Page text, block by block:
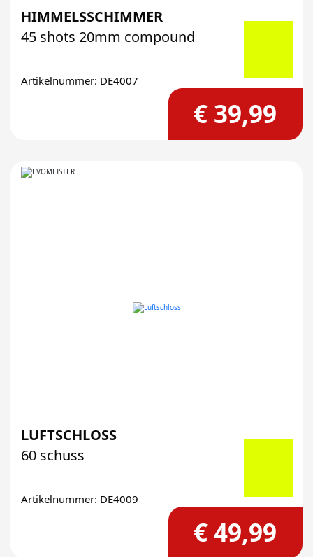
HIMMELSSCHIMMER
45 shots 20mm compound
Artikelnummer: DE4007
€ 39,99
LUFTSCHLOSS
60 schuss
Artikelnummer: DE4009
€ 49,99